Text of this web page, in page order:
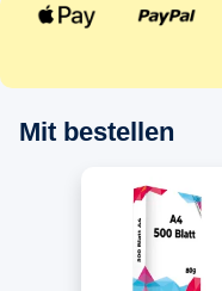
Mit bestellen